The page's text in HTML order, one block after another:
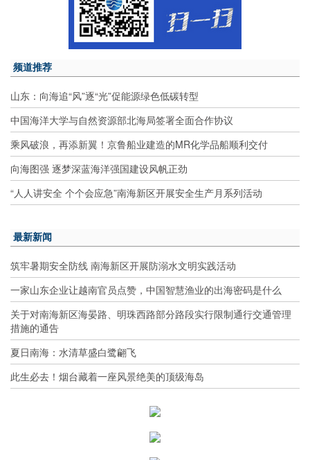
频道推荐
山东：向海追“风”逐“光”促能源绿色低碳转型
中国海洋大学与自然资源部北海局签署全面合作协议
乘风破浪，再添新翼！京鲁船业建造的MR化学品船顺利交付
向海图强 逐梦深蓝海洋强国建设风帆正劲
“人人讲安全 个个会应急”南海新区开展安全生产月系列活动
最新新闻
筑牢暑期安全防线 南海新区开展防溺水文明实践活动
一家山东企业让越南官员点赞，中国智慧渔业的出海密码是什么
关于对南海新区海晏路、明珠西路部分路段实行限制通行交通管理
措施的通告
夏日南海：水清草盛白鹭翩飞
此生必去！烟台藏着一座风景绝美的顶级海岛